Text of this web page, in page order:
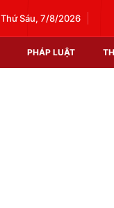
Thứ Sáu, 7/8/2026
PHÁP LUẬT